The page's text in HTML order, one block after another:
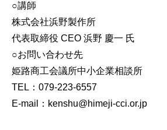
○講師
株式会社浜野製作所
代表取締役 CEO 浜野 慶一 氏
○お問い合わせ先
姫路商工会議所中小企業相談所
TEL：079-223-6557
E-mail：kenshu@himeji-cci.or.jp